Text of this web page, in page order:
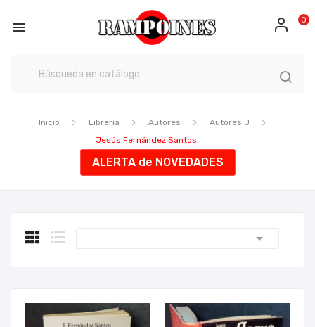
 0
Inicio Librería Autores
Autores J
Jesús Fernández Santos.
ALERTA de NOVEDADES
